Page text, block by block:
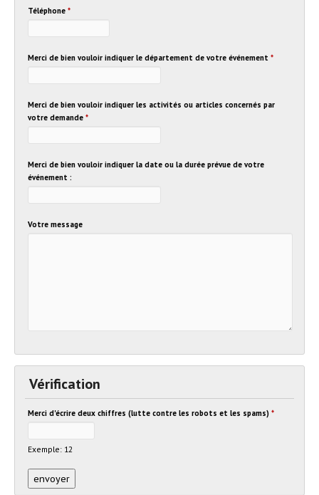
Téléphone *
Merci de bien vouloir indiquer le département de votre événement *
Merci de bien vouloir indiquer les activités ou articles concernés par
votre demande *
Merci de bien vouloir indiquer la date ou la durée prévue de votre
événement :
Votre message
Vérification
Merci d'écrire deux chiffres (lutte contre les robots et les spams) *
Exemple: 12